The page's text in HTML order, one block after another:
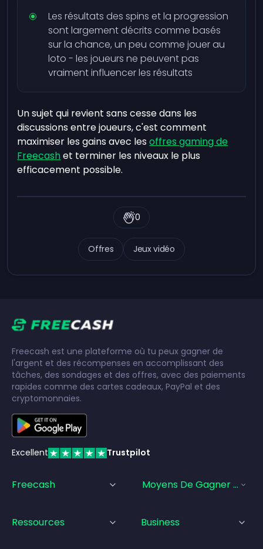
Les résultats des spins et la progression
sont largement décrits comme basés
sur la chance, un peu comme jouer au
loto - les joueurs ne peuvent pas
vraiment influencer les résultats
Un sujet qui revient sans cesse dans les
discussions entre joueurs, c'est comment
maximiser les gains avec lesoffres gaming de
Freecashet terminer les niveaux le plus
efficacement possible.
Offres Jeux vidéo
0
Freecash est une plateforme où tu peux gagner de
l'argent et des récompenses en accomplissant des
tâches, des sondages et des offres, avec des paiements
rapides comme des cartes cadeaux, PayPal et des
cryptomonnaies.
Excellent Trustpilot
Freecash Moyens De Gagner De
Ressources Business